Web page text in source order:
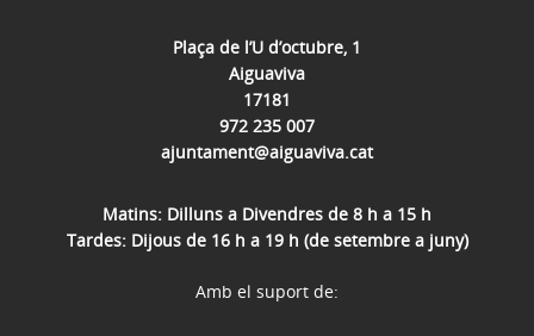
Plaça de l’U d’octubre, 1
Aiguaviva
17181
972 235 007
ajuntament@aiguaviva.cat
Matins: Dilluns a Divendres de 8 h a 15 h
Tardes: Dijous de 16 h a 19 h (de setembre a juny)
Amb el suport de: